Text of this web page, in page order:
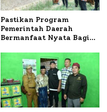
Pastikan Program
Pemerintah Daerah
Bermanfaat Nyata Bagi
Sumenep Tinjau Langsung
Budidaya Lele dan Ayam
Petelur di Desa Bataal
Timur